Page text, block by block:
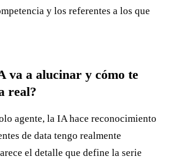
y los referentes a los que
va a alucinar y cómo te
real?
agente, la IA hace reconocimiento
de data tengo realmente
el detalle que define la serie